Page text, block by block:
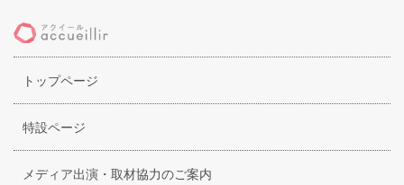
添うような贅沢な質感のパンツを多く生み出してきました。
ピー・ティー・ゼロ・ウーノ（PT01）では、イタリアブラン
ドの特色でもある遊び心あふれる鮮やかな色使いや、小粋な
センス、さまざまなシーンで活躍できるパンツのラインナッ
プの豊富さが楽しめます。
トップページ
特設ページ
メディア出演・取材協力のご案内